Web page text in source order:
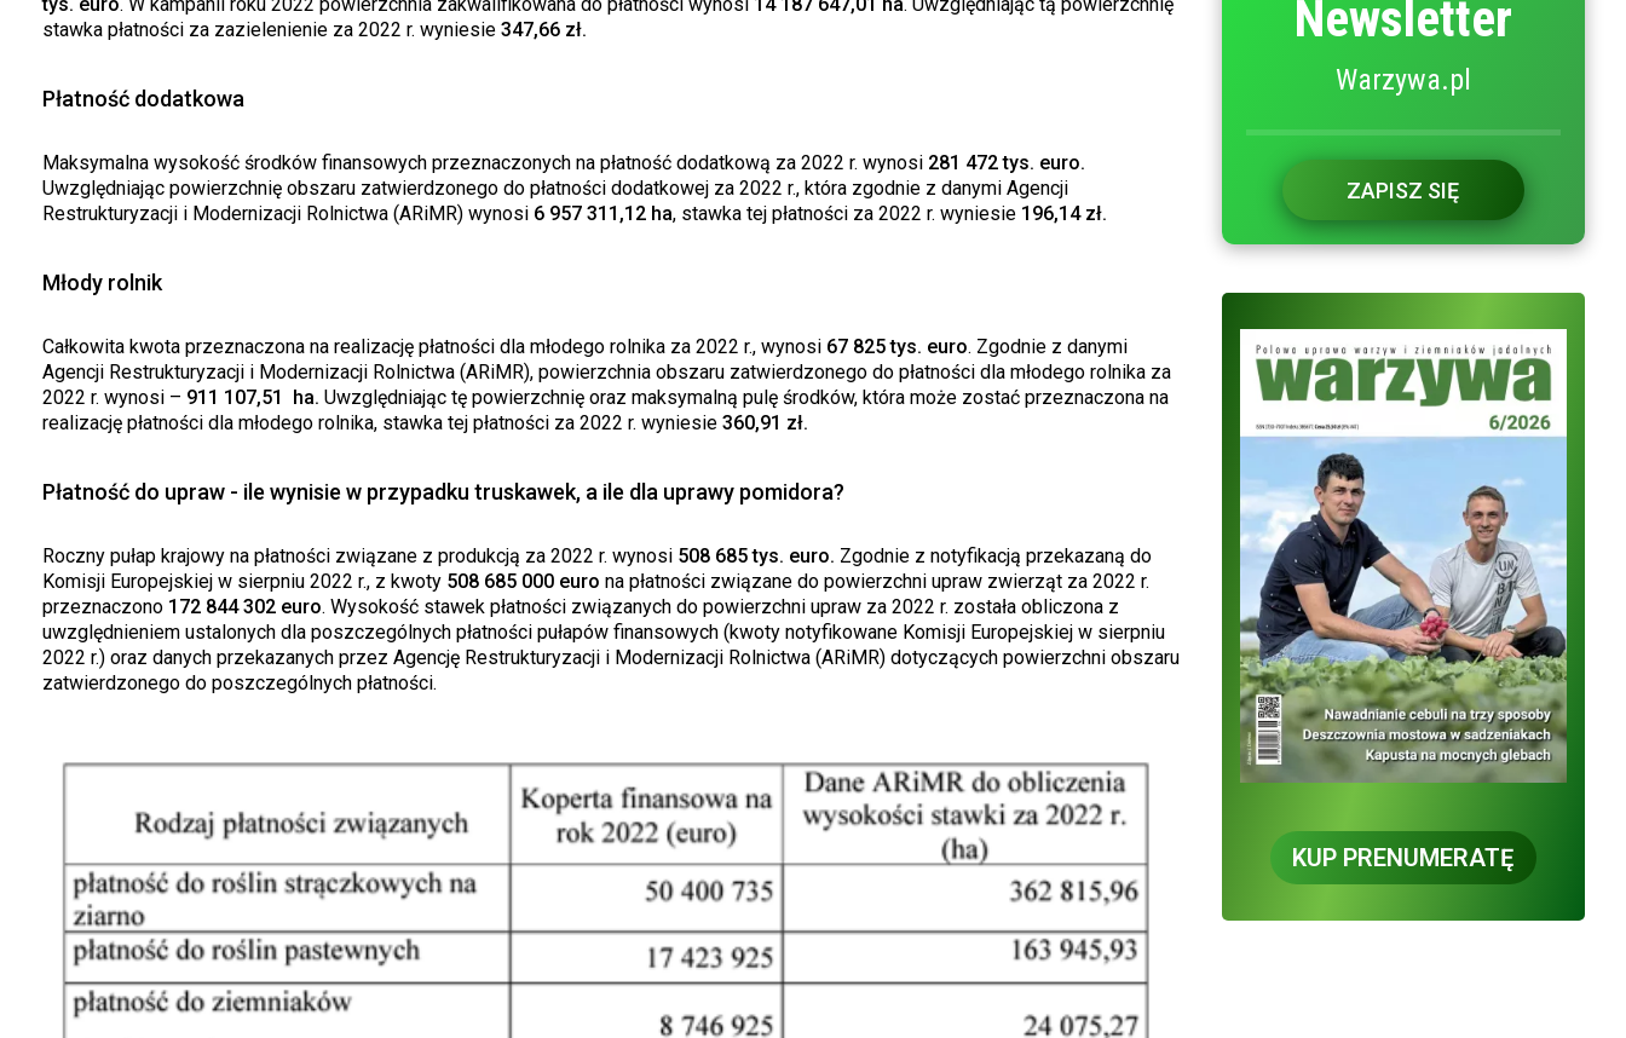
tys. euro. W kampanii roku 2022 powierzchnia zakwalifikowana do płatności wynosi 14 187 647,01 ha. Uwzględniając tą powierzchnię
stawka płatności za zazielenienie za 2022 r. wyniesie 347,66 zł.
Płatność dodatkowa
Maksymalna wysokość środków finansowych przeznaczonych na płatność dodatkową za 2022 r. wynosi 281 472 tys. euro.
Uwzględniając powierzchnię obszaru zatwierdzonego do płatności dodatkowej za 2022 r., która zgodnie z danymi Agencji
Restrukturyzacji i Modernizacji Rolnictwa (ARiMR) wynosi 6 957 311,12 ha, stawka tej płatności za 2022 r. wyniesie 196,14 zł.
Młody rolnik
Całkowita kwota przeznaczona na realizację płatności dla młodego rolnika za 2022 r., wynosi 67 825 tys. euro. Zgodnie z danymi
Agencji Restrukturyzacji i Modernizacji Rolnictwa (ARiMR), powierzchnia obszaru zatwierdzonego do płatności dla młodego rolnika za
2022 r. wynosi – 911 107,51 ha. Uwzględniając tę powierzchnię oraz maksymalną pulę środków, która może zostać przeznaczona na
realizację płatności dla młodego rolnika, stawka tej płatności za 2022 r. wyniesie 360,91 zł.
Płatność do upraw - ile wynisie w przypadku truskawek, a ile dla uprawy pomidora?
Roczny pułap krajowy na płatności związane z produkcją za 2022 r. wynosi 508 685 tys. euro. Zgodnie z notyfikacją przekazaną do
Komisji Europejskiej w sierpniu 2022 r., z kwoty 508 685 000 euro na płatności związane do powierzchni upraw zwierząt za 2022 r.
przeznaczono 172 844 302 euro. Wysokość stawek płatności związanych do powierzchni upraw za 2022 r. została obliczona z
uwzględnieniem ustalonych dla poszczególnych płatności pułapów finansowych (kwoty notyfikowane Komisji Europejskiej w sierpniu
2022 r.) oraz danych przekazanych przez Agencję Restrukturyzacji i Modernizacji Rolnictwa (ARiMR) dotyczących powierzchni obszaru
zatwierdzonego do poszczególnych płatności.
Newsletter
Warzywa.pl
ZAPISZ SIĘ
KUP PRENUMERATĘ